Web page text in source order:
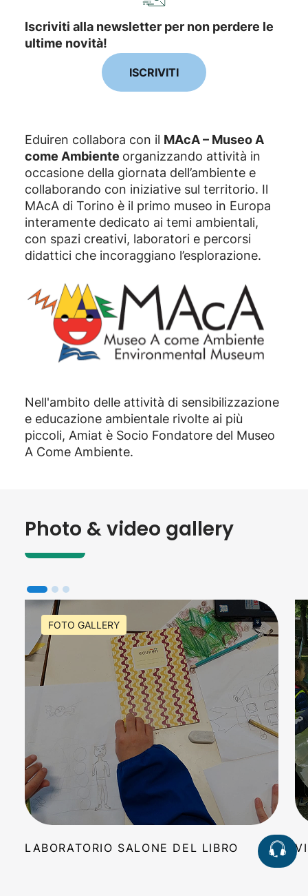
Iscriviti alla newsletter per non perdere le
ultime novità!
ISCRIVITI
Eduiren collabora con il MAcA – Museo A
come Ambiente organizzando attività in
occasione della giornata dell’ambiente e
collaborando con iniziative sul territorio. Il
MAcA di Torino è il primo museo in Europa
interamente dedicato ai temi ambientali,
con spazi creativi, laboratori e percorsi
didattici che incoraggiano l’esplorazione.
Nell'ambito delle attività di sensibilizzazione
e educazione ambientale rivolte ai più
piccoli, Amiat è Socio Fondatore del Museo
A Come Ambiente.
Photo & video gallery
FOTO GALLERY
LABORATORIO SALONE DEL LIBRO